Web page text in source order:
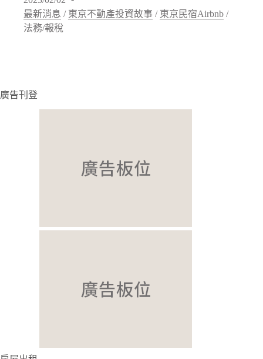
最新消息 / 東京不動產投資故事 / 東京民宿Airbnb /
法務/報稅
廣告刊登